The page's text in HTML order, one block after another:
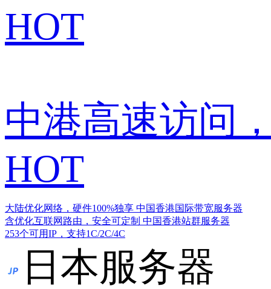
HOT
中港高速访问
HOT
大陆优化网络，硬件100%独享 中国香港国际带宽服务器
含优化互联网路由，安全可定制 中国香港站群服务器
253个可用IP，支持1C/2C/4C
日本服务器